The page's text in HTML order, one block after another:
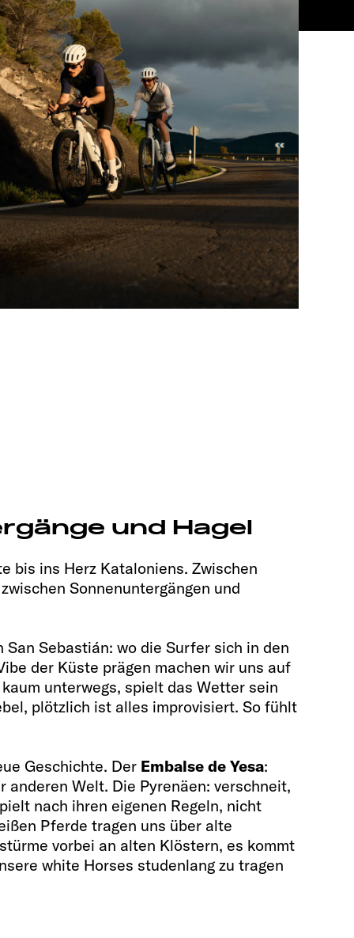
und Hagel
bis ins Herz Kataloniens. Zwischen
Sonnenuntergängen und
San Sebastián: wo die Surfer sich in den
der Küste prägen machen wir uns auf
unterwegs, spielt das Wetter sein
plötzlich ist alles improvisiert. So fühlt
Geschichte. Der Embalse de Yesa:
anderen Welt. Die Pyrenäen: verschneit,
nach ihren eigenen Regeln, nicht
Pferde tragen uns über alte
vorbei an alten Klöstern, es kommt
white Horses studenlang zu tragen